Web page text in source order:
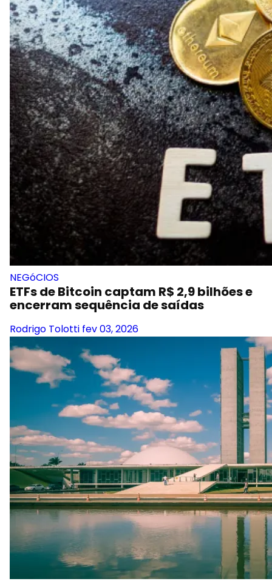
NEGóCIOS
ETFs de Bitcoin captam R$ 2,9 bilhões e
encerram sequência de saídas
Rodrigo Tolotti fev 03, 2026